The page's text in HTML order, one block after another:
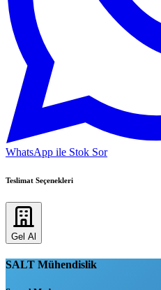
WhatsApp ile Stok Sor
Teslimat Seçenekleri
Gel Al
SALT Mühendislik